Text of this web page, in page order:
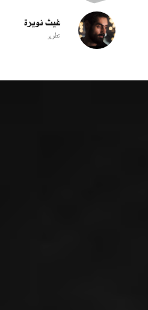
غيث نويرة
تطوير